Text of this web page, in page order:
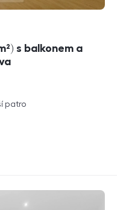
s balkonem a
patro